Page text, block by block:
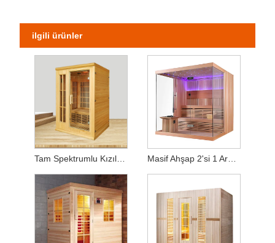
ilgili ürünler
Tam Spektrumlu Kızılötesi Ev Saunası (2 Kişilik Kapasiteli) Masif Ahşap 2'si 1 Arada Sauna – Isıtma Sobası ve Isı Panelleriyle Donatılmıştır